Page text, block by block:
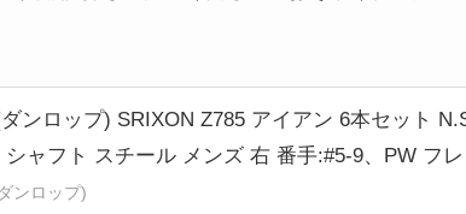
ンロップ) SRIXON Z785 アイアン 6本セット
シャフト スチール メンズ 右 番手:#5-9、PW フ
ンロップ)